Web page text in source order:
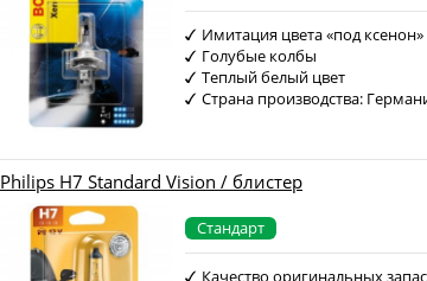
Имитация цвета «под ксенон»
Голубые колбы
Теплый белый цвет
Страна производства:
Philips H7 Standard Vision / блистер
Стандарт
Качество оригинальных